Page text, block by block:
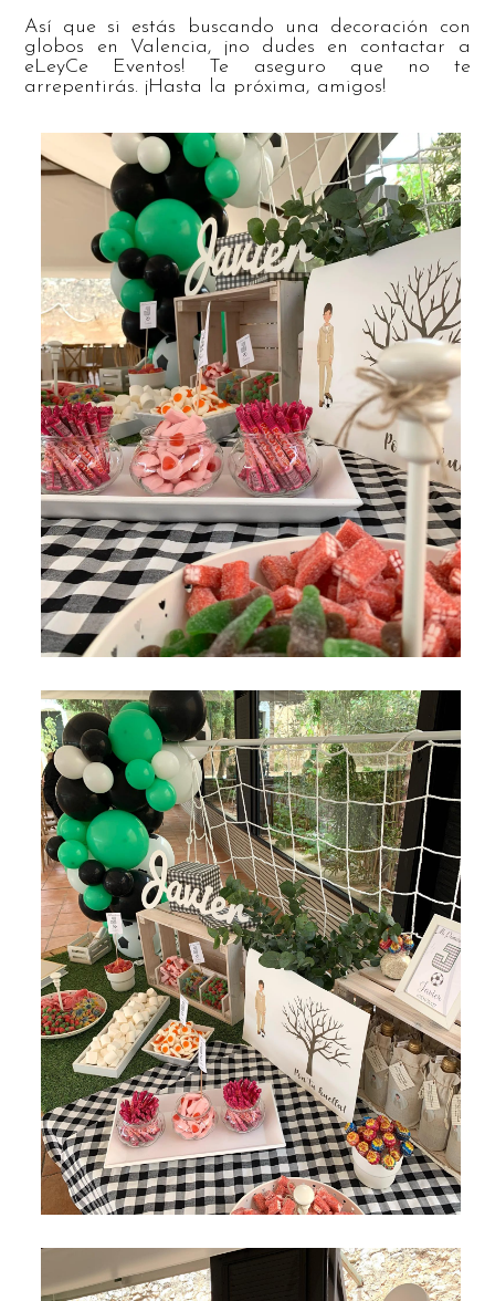
Así que si estás buscando una decoración con
globos en Valencia, ¡no dudes en contactar a
eLeyCe Eventos! Te aseguro que no te
arrepentirás. ¡Hasta la próxima, amigos!